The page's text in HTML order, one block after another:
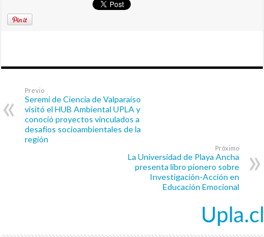
Previo
Seremi de Ciencia de Valparaíso
visitó el HUB Ambiental UPLA y
conoció proyectos vinculados a
desafíos socioambientales de la
región
Próximo
La Universidad de Playa Ancha
presenta libro pionero sobre
Investigación-Acción en
Educación Emocional